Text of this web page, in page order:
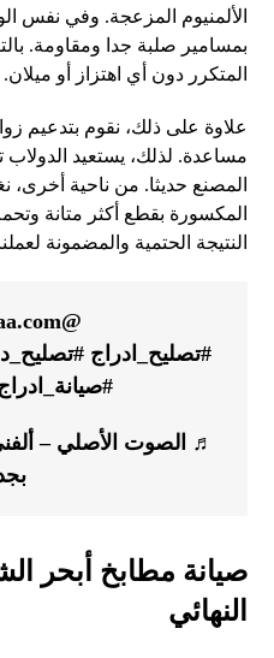
الألمنيوم المزعجة. وفي نفس
بمسامير صلبة جدا ومقاومة.
المتكرر دون أي اهتزاز أو ميلان.
علاوة على ذلك، نقوم بتدعيم
مساعدة. لذلك، يستعيد
المصنع حديثا. من ناحية أخرى،
المكسورة بقطع أكثر متانة
النتيجة الحتمية والمضمونة
@alrahmaa.com
#تصليح_ادراج
♬ الصوت الأصلي –
صيانة مطابخ أبحر
النهائي